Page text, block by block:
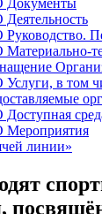
Документы
в том
линии»